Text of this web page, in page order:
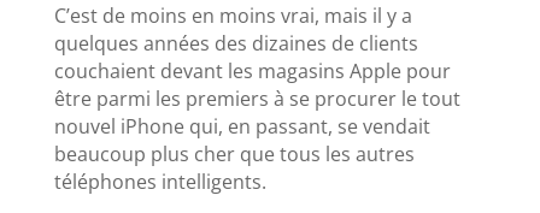
C’est de moins en moins vrai, mais il y a
quelques années des dizaines de clients
couchaient devant les magasins Apple pour
être parmi les premiers à se procurer le tout
nouvel iPhone qui, en passant, se vendait
beaucoup plus cher que tous les autres
téléphones intelligents.